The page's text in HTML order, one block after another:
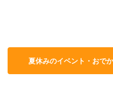
夏休みのイベント・おで